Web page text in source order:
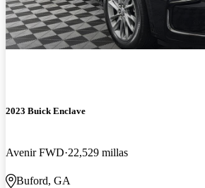
2023 Buick Enclave
Avenir FWD 22,529 millas
Buford, GA